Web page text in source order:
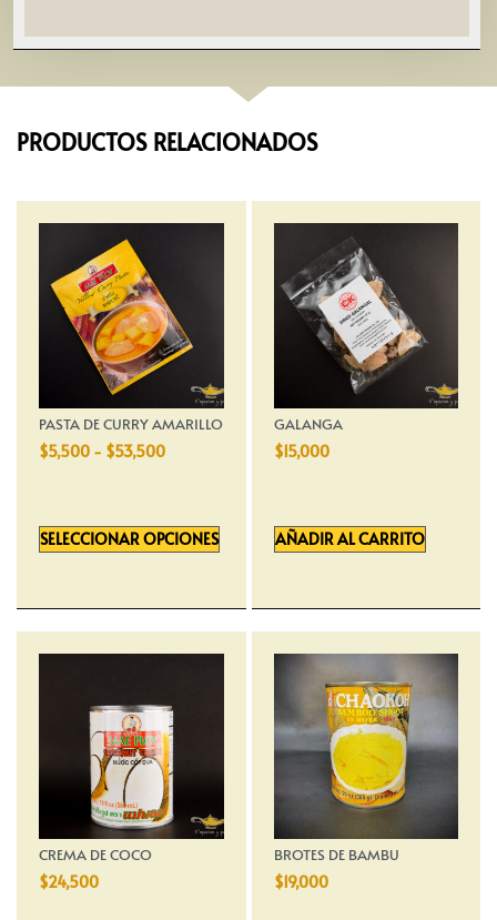
PRODUCTOS RELACIONADOS
PASTA DE CURRY AMARILLO
$5,500 - $53,500
SELECCIONAR OPCIONES
GALANGA
$15,000
AÑADIR AL CARRITO
CREMA DE COCO
$24,500
BROTES DE BAMBU
$19,000